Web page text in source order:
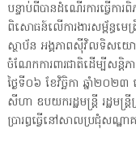
បន្ទាប់ពីបានដំណើរការធ្វើក
ពិសោធន៍លើការងារសម្ព័ន្ធមេ
ស្ថាប័ន អង្គភាពស៊ីវិលទិសយោ
ចំណែកការពារជាតិដើម្បីសន្តិ
ថ្ងៃទី០៦ ខែវិច្ឆិកា ឆ្នាំ២០
សីហា ឧបយករដ្ឋមន្រ្តី រដ្ឋមន្រ្
ប្រារព្ធធ្វើនៅសាលប្រជុំសណ្ឋ